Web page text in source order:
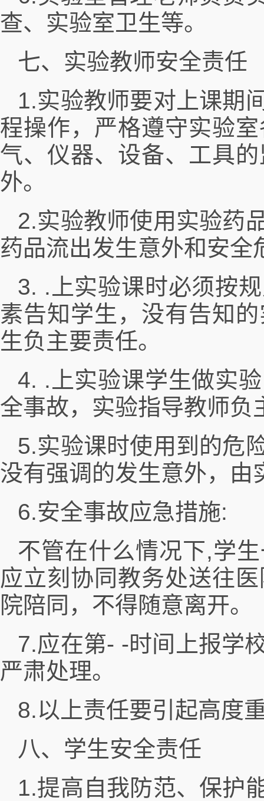
查、实验室卫生等。
七、实验教师安全责任
1.实验教师要对上课期
程操作，严格遵守实验
气、仪器、设备、工具
外。
2.实验教师使用实验药
药品流出发生意外和安
3. .上实验课时必须按
素告知学生，没有告知
生负主要责任。
4. .上实验课学生做实
全事故，实验指导教师负
5.实验课时使用到的危
没有强调的发生意外，由
6.安全事故应急措施:
不管在什么情况下,学
应立刻协同教务处送往
院陪同，不得随意离开。
7.应在第- -时间上报学
严肃处理。
8.以上责任要引起高度
八、学生安全责任
1.提高自我防范、保护